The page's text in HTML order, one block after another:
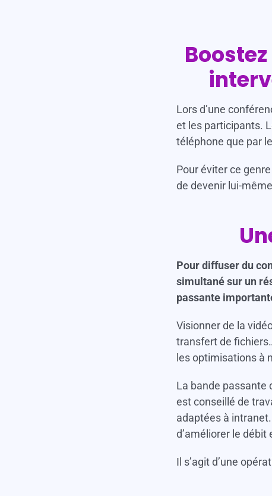
Lors d’une
et les participants.
téléphone que par
Pour éviter ce
de devenir lui-
Pour diffuser du
simultané sur un
passante
Visionner de la
transfert de
les optimisations à
La bande passante
est conseillé de
adaptées à
d’améliorer le débit
Il s’agit d’une